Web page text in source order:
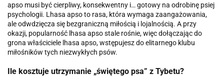
apso musi być cierpliwy, konsekwentny i… gotowy na odrobinę psiej
psychologii. Lhasa apso to rasa, która wymaga zaangażowania,
ale odwdzięcza się bezgraniczną miłością i lojalnością. A przy
okazji, popularność lhasa apso stale rośnie, więc dołączając do
grona właściciele lhasa apso, wstępujesz do elitarnego klubu
miłośników tych niezwykłych psów.
Ile kosztuje utrzymanie „świętego psa” z Tybetu?